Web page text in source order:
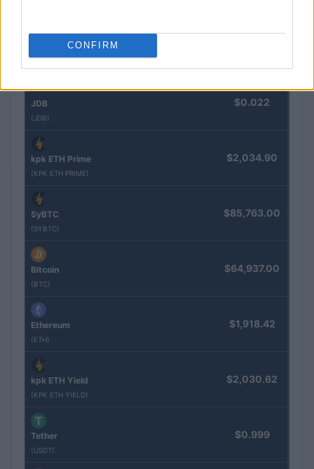
CONFIRM
Eureka Bridged PAX Gold (Terra
JDB
(JDB)
$0.022
kpk ETH Prime
(KPK ETH PRIME)
$2,034.90
SyBTC
(SYBTC)
$85,763.00
Bitcoin
(BTC)
$64,937.00
Ethereum
(ETH)
$1,918.42
kpk ETH Yield
(KPK ETH YIELD)
$2,030.62
Tether
(USDT)
$0.999